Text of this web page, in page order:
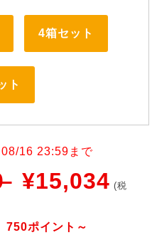
4箱セット
ト
16 23:59まで
¥15,034 (税
ポイント～